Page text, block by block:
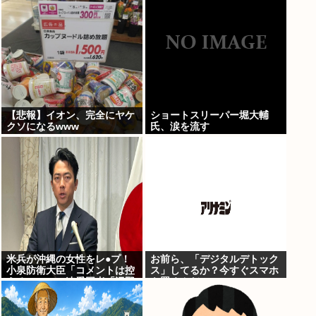
【悲報】イオン、完全にヤケ
クソになるwww
ショートスリーパー堀大輔
氏、涙を流す
米兵が沖縄の女性をレ●プ！
小泉防衛大臣「コメントは控
える」ニュー速愛国者「辺野
古！」
お前ら、「デジタルデトック
ス」してるか？今すぐスマホ